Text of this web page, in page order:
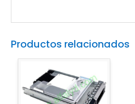
Productos relacionados